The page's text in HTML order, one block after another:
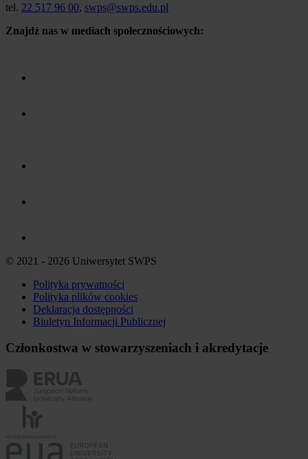
tel. 22 517 96 00, swps@swps.edu.pl
Znajdź nas w mediach społecznościowych:
© 2021 - 2026 Uniwersytet SWPS
Polityka prywatności
Polityka plików cookies
Deklaracja dostępności
Biuletyn Informacji Publicznej
Członkostwa w stowarzyszeniach i akredytacje